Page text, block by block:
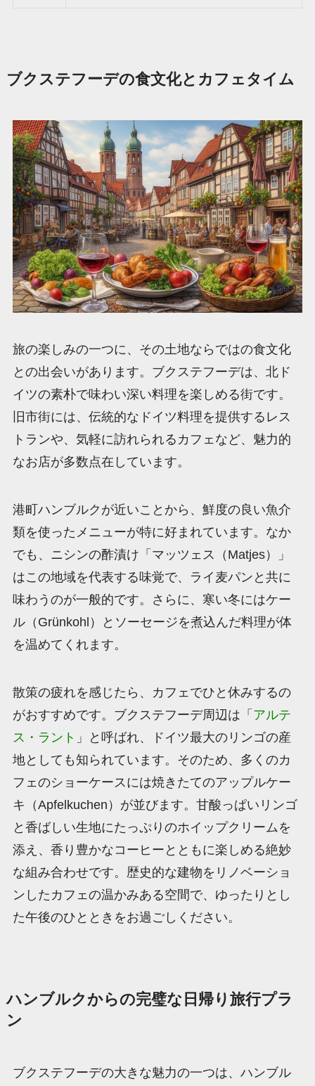
ブクステフーデの食文化とカフェタイム
旅の楽しみの一つに、その土地ならではの食文化
との出会いがあります。ブクステフーデは、北ド
イツの素朴で味わい深い料理を楽しめる街です。
旧市街には、伝統的なドイツ料理を提供するレス
トランや、気軽に訪れられるカフェなど、魅力的
なお店が多数点在しています。
港町ハンブルクが近いことから、鮮度の良い魚介
類を使ったメニューが特に好まれています。なか
でも、ニシンの酢漬け「マッツェス（Matjes）」
はこの地域を代表する味覚で、ライ麦パンと共に
味わうのが一般的です。さらに、寒い冬にはケー
ル（Grünkohl）とソーセージを煮込んだ料理が体
を温めてくれます。
散策の疲れを感じたら、カフェでひと休みするの
がおすすめです。ブクステフーデ周辺は「 アルテ
ス・ラント 」と呼ばれ、ドイツ最大のリンゴの産
地としても知られています。そのため、多くのカ
フェのショーケースには焼きたてのアップルケー
キ（Apfelkuchen）が並びます。甘酸っぱいリンゴ
と香ばしい生地にたっぷりのホイップクリームを
添え、香り豊かなコーヒーとともに楽しめる絶妙
な組み合わせです。歴史的な建物をリノベーショ
ンしたカフェの温かみある空間で、ゆったりとし
た午後のひとときをお過ごしください。
ハンブルクからの完璧な日帰り旅行プラ
ン
ブクステフーデの大きな魅力の一つは、ハンブル